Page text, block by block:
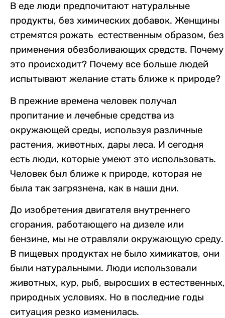
В еде люди предпочитают натуральные
продукты, без химических добавок. Женщины
стремятся рожать естественным образом, без
применения обезболивающих средств. Почему
это происходит? Почему все больше людей
испытывают желание стать ближе к природе?
В прежние времена человек получал
пропитание и лечебные средства из
окружающей среды, используя различные
растения, животных, дары леса. И сегодня
есть люди, которые умеют это использовать.
Человек был ближе к природе, которая не
была так загрязнена, как в наши дни.
До изобретения двигателя внутреннего
сгорания, работающего на дизеле или
бензине, мы не отравляли окружающую среду.
В пищевых продуктах не было химикатов, они
были натуральными. Люди использовали
животных, кур, рыб, выросших в естественных,
природных условиях. Но в последние годы
ситуация резко изменилась.